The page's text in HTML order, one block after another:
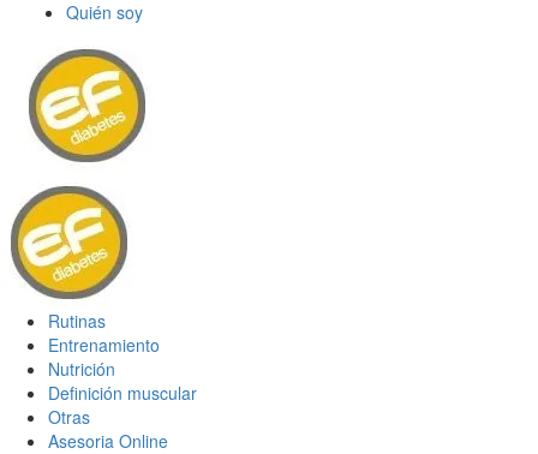
contenido
Quién soy
primario
Rutinas
Entrenamiento
Nutrición
Definición muscular
Otras
Asesoria Online